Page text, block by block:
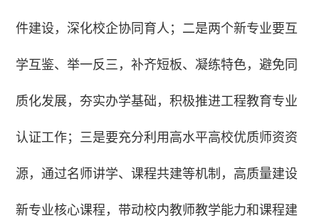
件建设，深化校企协同育人；二是两个新专业要互
学互鉴、举一反三，补齐短板、凝练特色，避免同
质化发展，夯实办学基础，积极推进工程教育专业
认证工作；三是要充分利用高水平高校优质师资资
源，通过名师讲学、课程共建等机制，高质量建设
新专业核心课程，带动校内教师教学能力和课程建